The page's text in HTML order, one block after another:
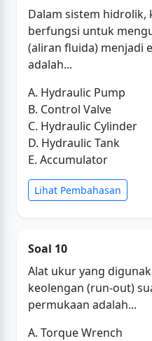
Dalam sistem hidrolik,
berfungsi untuk
(aliran fluida) menjadi
adalah...
A. Hydraulic Pump
B. Control Valve
C. Hydraulic Cylinder
D. Hydraulic Tank
E. Accumulator
Lihat Pembahasan
Soal 10
Alat ukur yang
keolengan (run-out)
permukaan adalah...
A. Torque Wrench